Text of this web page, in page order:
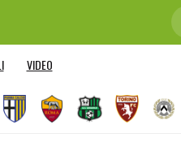
VIDEO